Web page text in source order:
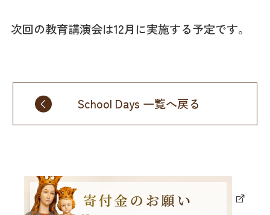
次回の教育講演会は12月に実施する予定です。
School Days 一覧へ戻る